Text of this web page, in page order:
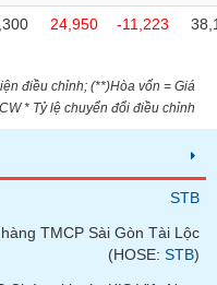
24,950 -11,223
điều chỉnh; (**)Hòa vốn = Giá
* Tỷ lệ chuyển đổi điều chỉnh
STB
TMCP Sài Gòn Tài Lộc
(HOSE: STB)